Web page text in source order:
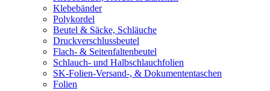
Klebebänder
Polykordel
Beutel & Säcke, Schläuche
Druckverschlussbeutel
Flach- & Seitenfaltenbeutel
Schlauch- und Halbschlauchfolien
SK-Folien-Versand-, & Dokumententaschen
Folien